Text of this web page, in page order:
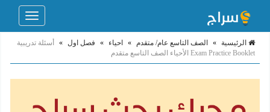
Toggle
الرئيسية » الصف التاسع عام/ متقدم » احياء » فصل اول »
أسئلة تدريبية
Exam Practice Booklet الأحياء الصف التاسع متقدم